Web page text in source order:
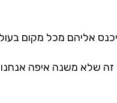
אליהם מכל מקום
זה שלא משנה איפה